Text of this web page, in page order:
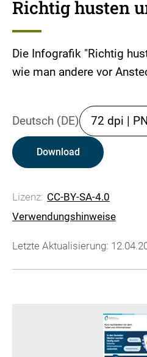
Richtig husten
Die Infografik "Richtig
wie man andere vor
Deutsch (DE) 72 dpi |
Download
Lizenz: CC-BY-SA-4.0
Verwendungshinweise
Letzte Aktualisierung: